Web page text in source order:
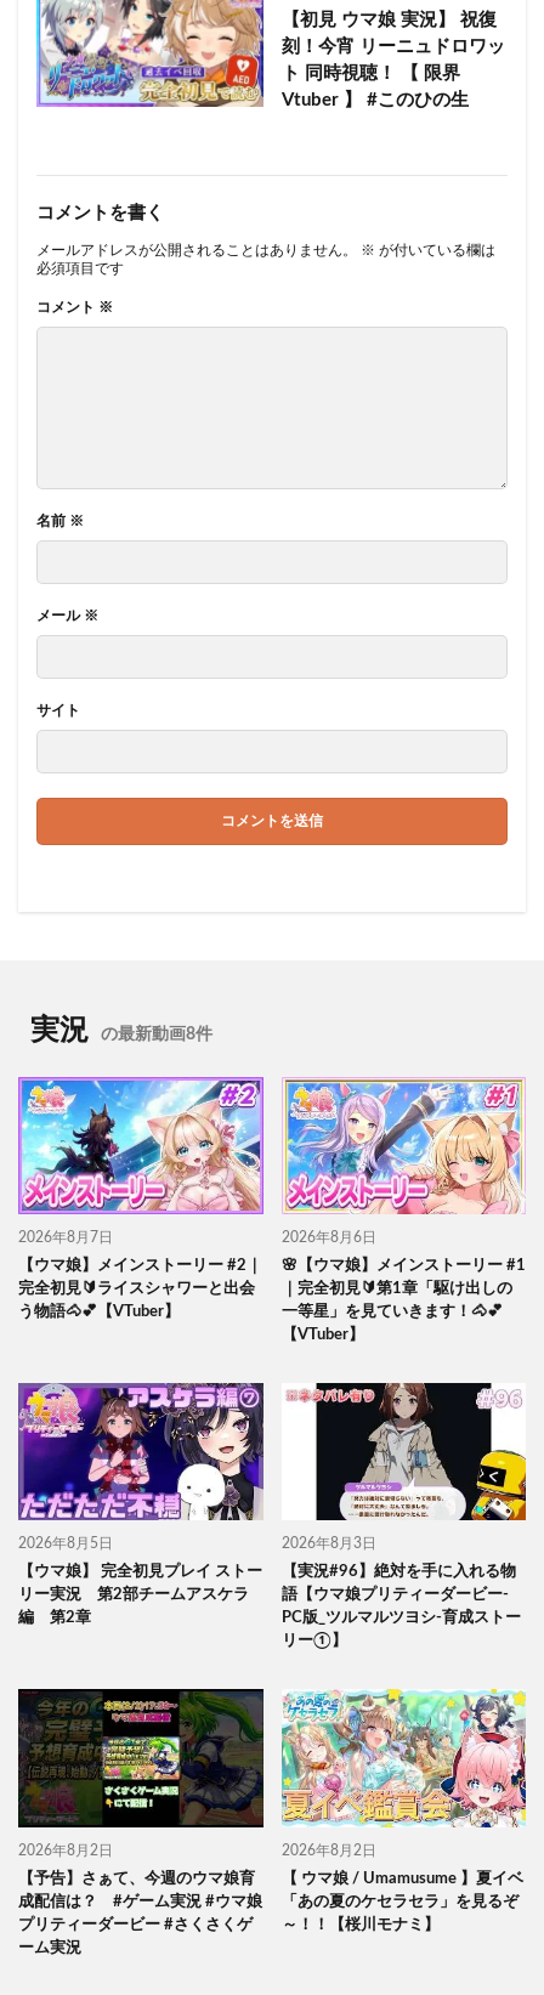
【初見 ウマ娘 実況】 祝復
刻！今宵 リーニュドロワッ
ト 同時視聴！ 【 限界
Vtuber 】 #このひの生
コメントを書く
メールアドレスが公開されることはありません。 ※ が付いている欄は
必須項目です
コメント ※
名前 ※
メール ※
サイト
実況 の最新動画8件
2026年8月7日
【ウマ娘】メインストーリー #2｜
完全初見🔰ライスシャワーと出会
う物語🐴💕【VTuber】
2026年8月6日
🌸【ウマ娘】メインストーリー #1
｜完全初見🔰第1章「駆け出しの
一等星」を見ていきます！🐴💕
【VTuber】
2026年8月5日
【ウマ娘】 完全初見プレイ ストー
リー実況 第2部チームアスケラ
編 第2章
2026年8月3日
【実況#96】絶対を手に入れる物
語【ウマ娘プリティーダービー-
PC版_ツルマルツヨシ-育成ストー
リー①】
2026年8月2日
【予告】さぁて、今週のウマ娘育
成配信は？ #ゲーム実況 #ウマ娘
プリティーダービー #さくさくゲ
ーム実況
2026年8月2日
【 ウマ娘 / Umamusume 】夏イベ
「あの夏のケセラセラ」を見るぞ
～！！【桜川モナミ】